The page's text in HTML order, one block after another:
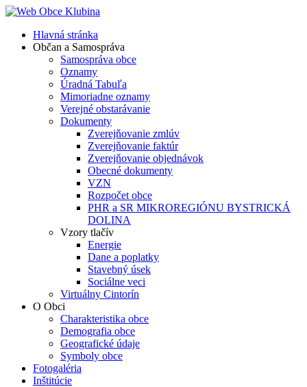
Hlavná stránka
Občan a Samospráva
Samospráva obce
Oznamy
Úradná Tabuľa
Mimoriadne oznamy
Verejné obstarávanie
Dokumenty
Zverejňovanie zmlúv
Zverejňovanie faktúr
Zverejňovanie objednávok
Obecné dokumenty
VZN
Rozpočet obce
PHR a SR MIKROREGIÓNU BYSTRICKÁ
DOLINA
Vzory tlačív
Energie
Dane a poplatky
Stavebný úsek
Sociálne veci
Virtuálny Cintorín
O Obci
Charakteristika obce
Demografia obce
Geografické údaje
Symboly obce
Fotogaléria
Inštitúcie